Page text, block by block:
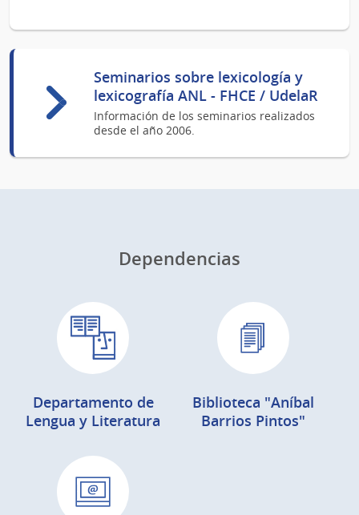
Seminarios sobre lexicología y
lexicografía ANL - FHCE / UdelaR
Información de los seminarios realizados
desde el año 2006.
Dependencias
Departamento de
Lengua y Literatura
Biblioteca "Aníbal
Barrios Pintos"